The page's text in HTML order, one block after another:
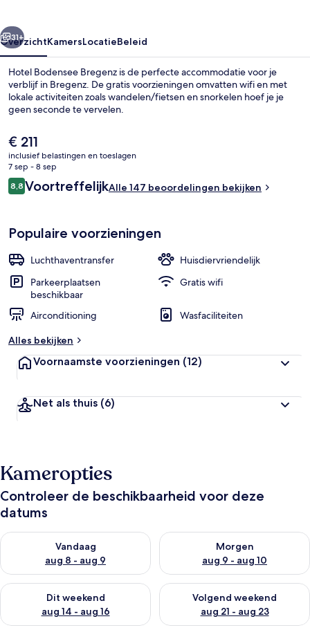
(Motor)bootverhuur
Volgende
31+
OverzichtKamersLocatieBeleid
Hotel Bodensee Bregenz is de perfecte accommodatie voor je
verblijf in Bregenz. De gratis voorzieningen omvatten wifi en met
lokale activiteiten zoals wandelen/fietsen en snorkelen hoef je je
geen seconde te vervelen.
De
huidige
prijs
is
€ 211
€ 211
inclusief belastingen en toeslagen
7 sep - 8 sep
Beoordelingen
8,88,8 op 10 –
VoortreffelijkAlle 147 beoordelingen bekijken
Populaire voorzieningen
Luchthaventransfer
Huisdiervriendelijk
Parkeerplaatsen
beschikbaar
Gratis wifi
Airconditioning
Wasfaciliteiten
Alles bekijken
Voornaamste voorzieningen (12)
Net als thuis (6)
Kameropties
Controleer de beschikbaarheid voor deze
datums
Vandaag
aug 8 - aug 9
De beschikbaarheid controleren voor vanavond aug 8 - aug 9
Morgen
aug 9 - aug 10
De beschikbaarheid
Dit weekend
aug 14 - aug 16
De beschikbaarheid controleren voor dit weekend aug 14 -
Volgend weekend
aug 21 - aug 23
De beschikbaarheid